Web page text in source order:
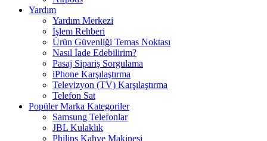
Yardım
Yardım Merkezi
İşlem Rehberi
Ürün Güvenliği Temas Noktası
Nasıl İade Edebilirim?
Pasaj Sipariş Sorgulama
iPhone Karşılaştırma
Televizyon (TV) Karşılaştırma
Telefon Sat
Popüler Marka Kategoriler
Samsung Telefonlar
JBL Kulaklık
Philips Kahve Makinesi